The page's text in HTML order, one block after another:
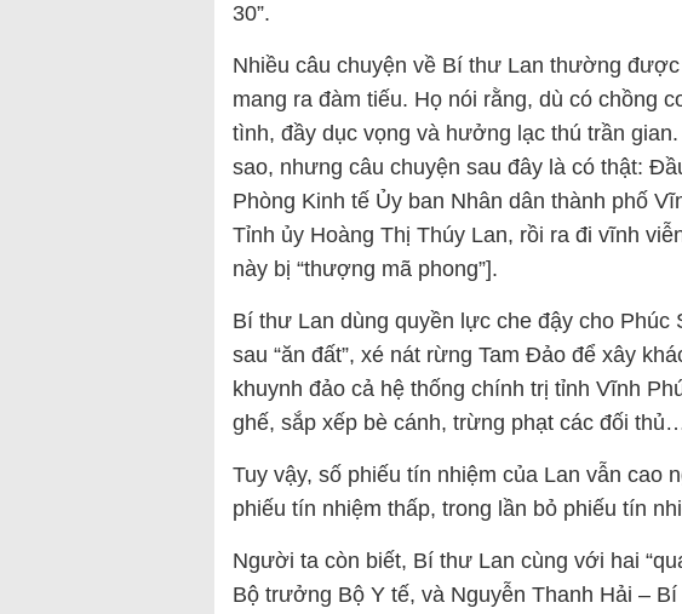
30”.
Nhiều câu chuyện về Bí thư Lan thường
mang ra đàm tiếu. Họ nói rằng, dù có chồng
tình, đầy dục vọng và hưởng lạc thú trần
sao, nhưng câu chuyện sau đây là có thật:
Phòng Kinh tế Ủy ban Nhân dân thành phố
Tỉnh ủy Hoàng Thị Thúy Lan, rồi ra đi vĩnh
này bị “thượng mã phong”].
Bí thư Lan dùng quyền lực che đậy cho Phúc
sau “ăn đất”, xé nát rừng Tam Đảo để xây
khuynh đảo cả hệ thống chính trị tỉnh Vĩnh
ghế, sắp xếp bè cánh, trừng phạt các đối
Tuy vậy, số phiếu tín nhiệm của Lan vẫn cao
phiếu tín nhiệm thấp, trong lần bỏ phiếu tín
Người ta còn biết, Bí thư Lan cùng với hai
Bộ trưởng Bộ Y tế, và Nguyễn Thanh Hải –